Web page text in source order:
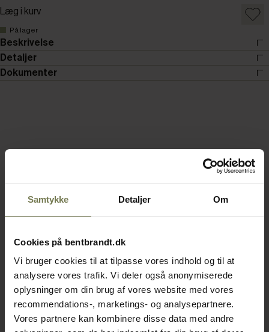
Samtykke Detaljer Om
Cookies på bentbrandt.dk
Vi bruger cookies til at tilpasse vores indhold og til at
analysere vores trafik. Vi deler også anonymiserede
oplysninger om din brug af vores website med vores
recommendations-, marketings- og analysepartnere.
Vores partnere kan kombinere disse data med andre
Læg i kurv
På lager
Beskrivelse
Detaljer
Dokumenter